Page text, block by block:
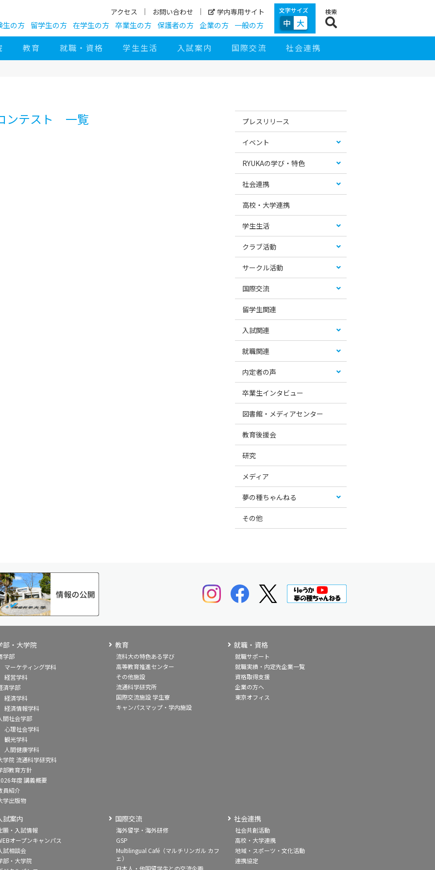
アクセス お問い合わせ 学内専用サイト
生の方 留学生の方 在学生の方 卒業生の方 保護者の方 企業の方 一般の方
文字サイズ
中 大
検索
教育 就職・資格 学生生活 入試案内 国際交流 社会連携
ンテスト 一覧 イ
ビ
シ
お
め
テ
カ
リ
ス
プレスリリース
イベント
RYUKAの学び・特色
社会連携
高校・大学連携
学生生活
クラブ活動
サークル活動
国際交流
留学生関連
入試関連
就職関連
内定者の声
卒業生インタビュー
図書館・メディアセンター
教育後援会
研究
メディア
夢の種ちゃんねる
その他
部・大学院
学部
マーケティング学科
経営学科
済学部
経済学科
経済情報学科
間社会学部
心理社会学科
観光学科
人間健康学科
学院 流通科学研究科
部教育方針
年度 講義概要
員紹介
学出版物
教育
流科大の特色ある学び
高等教育推進センター
その他施設
流通科学研究所
国際交流施設 学生寮
キャンパスマップ・学内施設
就職・資格
就職サポート
就職実績・内定先企業一覧
資格取得支援
企業の方へ
東京オフィス
試案内
願・入試情報
オープンキャンパス
試相談会
部・大学院
国際交流
海外留学・海外研修
GSP
Multilingual Café（マルチリンガル カフ
ェ）
日本人・他国留学生との交流企画
社会連携
社会共創活動
高校・大学連携
地域・スポーツ・文化活動
連携協定